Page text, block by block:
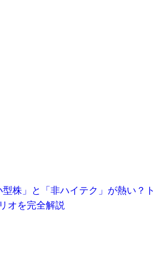
株」と「非ハイテク」が熱い？ト
オを完全解説